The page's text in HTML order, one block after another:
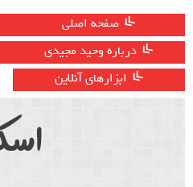
صفحه اصلی
درباره وحید مجیدی
ابزارهای آنلاین